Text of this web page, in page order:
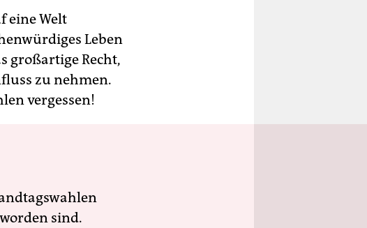
eine Welt
Leben
großartige Recht,
zu nehmen.
vergessen!
sind.